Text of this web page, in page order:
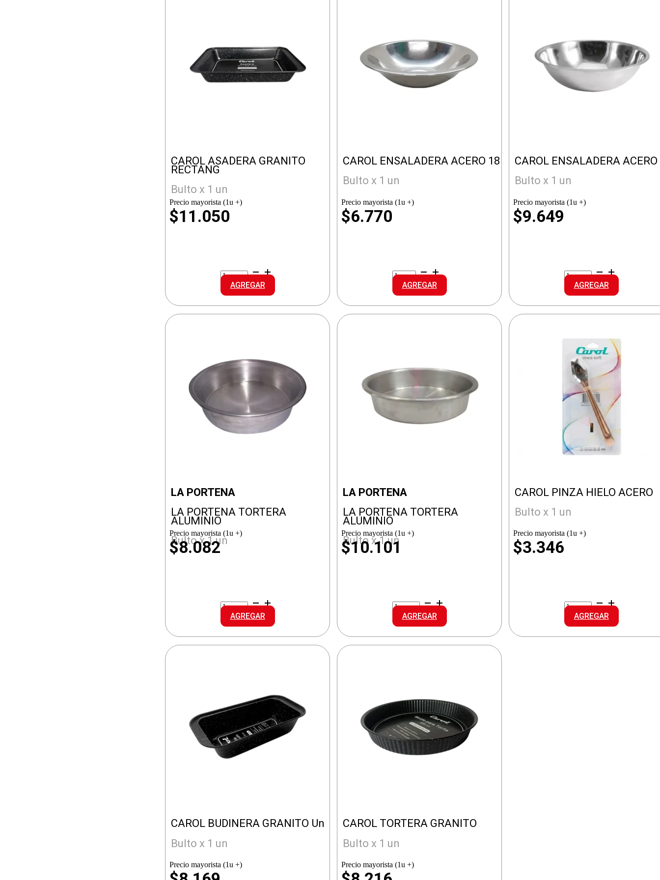
CAROL ASADERA GRANITO
RECTANG
Bulto x 1 un
Precio mayorista (1u +)
$11.050
CAROL
ASADERA
GRANITO
RECTANG
cantidad
AGREGAR
CAROL ENSALADERA ACERO 18
Bulto x 1 un
Precio mayorista (1u +)
$6.770
CAROL
ENSALADERA
ACERO
cantidad
AGREGAR
CAROL ENSALADERA
Bulto x 1 un
Precio mayorista (1u +)
$9.649
CAROL
ENSALADERA
ACERO
cantidad
AGREGAR
LA PORTENA
LA PORTENA TORTERA
ALUMINIO
Bulto x 1 un
Precio mayorista (1u +)
$8.082
LA
PORTENA
TORTERA
ALUMINIO
cantidad
AGREGAR
LA PORTENA
LA PORTENA TORTERA
ALUMINIO
Bulto x 1 un
Precio mayorista (1u +)
$10.101
LA
PORTENA
TORTERA
ALUMINIO
cantidad
AGREGAR
CAROL PINZA HIELO ACERO
Bulto x 1 un
Precio mayorista (1u +)
$3.346
CAROL
PINZA
HIELO
ACERO
cantidad
AGREGAR
CAROL BUDINERA GRANITO Un
Bulto x 1 un
Precio mayorista (1u +)
CAROL TORTERA GRANITO
Bulto x 1 un
Precio mayorista (1u +)